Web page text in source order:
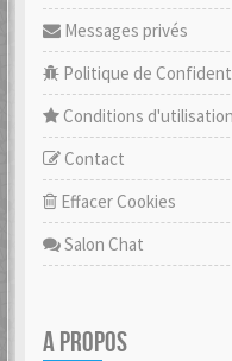
Messages privés
Politique de
Conditions d'utilisation
Contact
Effacer Cookies
Salon Chat
A PROPOS